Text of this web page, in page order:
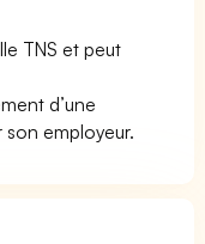
TNS et peut
d’une
employeur.